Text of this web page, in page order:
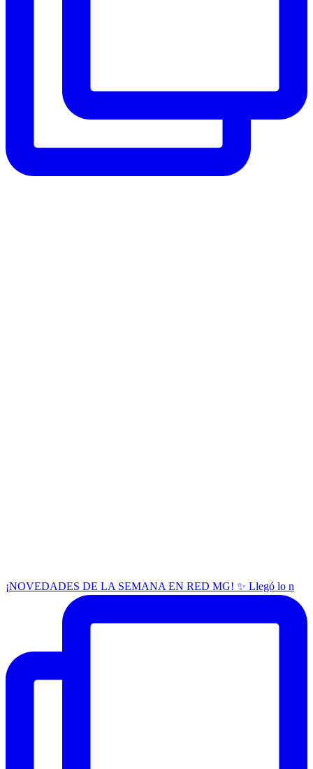
¡NOVEDADES DE LA SEMANA EN RED MG! ✨ Llegó lo n